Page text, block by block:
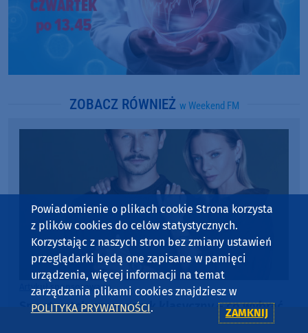
ZOBACZ RÓWNIEŻ w Weekend FM
Artykuł sponsorowany
Smartwatch czy zegarek klasyczny – co wybrać
Powiadomienie o plikach cookie Strona korzysta
z plików cookies do celów statystycznych.
Korzystając z naszych stron bez zmiany ustawień
przeglądarki będą one zapisane w pamięci
urządzenia, więcej informacji na temat
zarządzania plikami cookies znajdziesz w
POLITYKA PRYWATNOŚCI. ZAMKNIJ